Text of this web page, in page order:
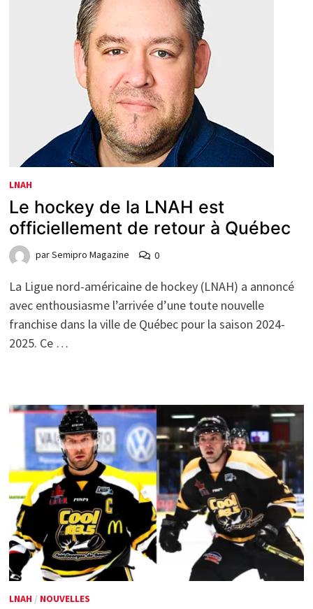
LNAH
Le hockey de la LNAH est
officiellement de retour à Québec
parSemipro Magazine 0
La Ligue nord-américaine de hockey (LNAH) a annoncé
avec enthousiasme l’arrivée d’une toute nouvelle
franchise dans la ville de Québec pour la saison 2024-
2025. Ce …
LNAH / NOUVELLES